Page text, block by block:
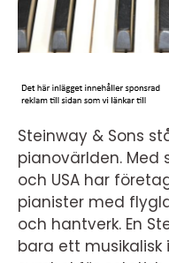
Steinway & Sons
pianovärlden. Med
och USA har
pianister med
och hantverk. En
bara ett